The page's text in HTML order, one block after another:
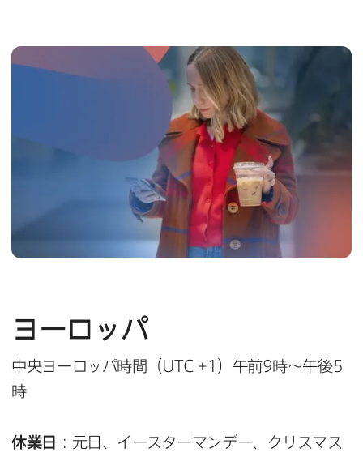
ヨーロッパ
中央ヨーロッパ時間​（ UTC + 1 ）午前9時～午後5
時
休業日 ：元日、​イースターマンデー、​クリスマス